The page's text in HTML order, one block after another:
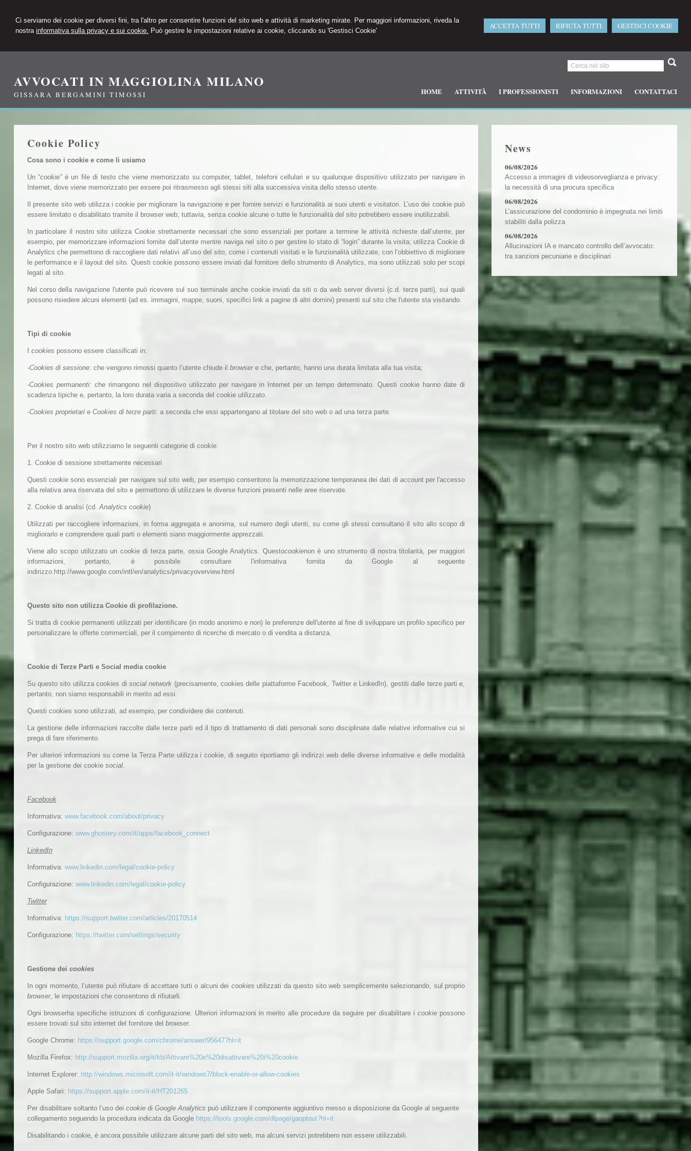
Ci serviamo dei cookie per diversi fini, tra l'altro per consentire funzioni del sito web e attività di marketing mirate. Per maggiori informazioni, riveda la
nostra informativa sulla privacy e sui cookie. Può gestire le impostazioni relative ai cookie, cliccando su 'Gestisci Cookie'
ACCETTA TUTTI RIFIUTA TUTTI GESTISCI COOKIE
AVVOCATI IN MAGGIOLINA MILANO
GISSARA BERGAMINI TIMOSSI HOME ATTIVITÀ I PROFESSIONISTI INFORMAZIONI CONTATTACI
Cookie Policy
Cosa sono i cookie e come li usiamo
Un “cookie” è un file di testo che viene memorizzato su computer, tablet, telefoni cellulari e su qualunque dispositivo utilizzato per navigare in
Internet, dove viene memorizzato per essere poi ritrasmesso agli stessi siti alla successiva visita dello stesso utente.
Il presente sito web utilizza i cookie per migliorare la navigazione e per fornire servizi e funzionalità ai suoi utenti e visitatori. L’uso dei cookie può
essere limitato o disabilitato tramite il browser web; tuttavia, senza cookie alcune o tutte le funzionalità del sito potrebbero essere inutilizzabili.
In particolare il nostro sito utilizza Cookie strettamente necessari che sono essenziali per portare a termine le attività richieste dall’utente, per
esempio, per memorizzare informazioni fornite dall’utente mentre naviga nel sito o per gestire lo stato di “login” durante la visita; utilizza Cookie di
Analytics che permettono di raccogliere dati relativi all’uso del sito, come i contenuti visitati e le funzionalità utilizzate, con l’obbiettivo di migliorare
le performance e il layout del sito. Questi cookie possono essere inviati dal fornitore dello strumento di Analytics, ma sono utilizzati solo per scopi
legati al sito.
Nel corso della navigazione l'utente può ricevere sul suo terminale anche cookie inviati da siti o da web server diversi (c.d. terze parti), sui quali
possono risiedere alcuni elementi (ad es. immagini, mappe, suoni, specifici link a pagine di altri domini) presenti sul sito che l'utente sta visitando.
Tipi di cookie
cookies possono essere classificati in:
-Cookies di sessione: che vengono rimossi quanto l’utente chiude il browsere che, pertanto, hanno una durata limitata alla tua visita;
-Cookies permanenti: che rimangono nel dispositivo utilizzato per navigare in Internet per un tempo determinato. Questi cookie hanno date di
scadenza tipiche e, pertanto, la loro durata varia a seconda del cookie utilizzato.
-Cookies proprietarie Cookies di terze parti: a seconda che essi appartengano al titolare del sito web o ad una terza parte.
Per il nostro sito web utilizziamo le seguenti categorie di cookie:
1. Cookie di sessione strettamente necessari
Questi cookie sono essenziali per navigare sul sito web, per esempio consentono la memorizzazione temporanea dei dati di account per l'accesso
alla relativa area riservata del sito e permettono di utilizzare le diverse funzioni presenti nelle aree riservate.
2. Cookie di analisi (cd.Analytics cookie)
Utilizzati per raccogliere informazioni, in forma aggregata e anonima, sul numero degli utenti, su come gli stessi consultano il sito allo scopo di
migliorarlo e comprendere quali parti o elementi siano maggiormente apprezzati.
Viene allo scopo utilizzato un cookie di terza parte, ossia Google Analytics. Questocookienon è uno strumento di nostra titolarità, per maggiori
informazioni, pertanto, è possibile consultare l'informativa fornita da Google al seguente
indirizzo:http://www.google.com/intl/en/analytics/privacyoverview.html
Questo sito non utilizza Cookie di profilazione.
Si tratta di cookie permanenti utilizzati per identificare (in modo anonimo e non) le preferenze dell'utente al fine di sviluppare un profilo specifico per
personalizzare le offerte commerciali, per il compimento di ricerche di mercato o di vendita a distanza.
Cookie di Terze Parti e Social media cookie
Su questo sito utilizza cookies di social network (precisamente, cookies delle piattaforme Facebook, Twitter e LinkedIn), gestiti dalle terze parti e,
pertanto, non siamo responsabili in merito ad essi.
Questi cookies sono utilizzati, ad esempio, per condividere dei contenuti.
La gestione delle informazioni raccolte dalle terze parti ed il tipo di trattamento di dati personali sono disciplinate dalle relative informative cui si
prega di fare riferimento.
Per ulteriori informazioni su come la Terza Parte utilizza i cookie, di seguito riportiamo gli indirizzi web delle diverse informative e delle modalità
per la gestione dei cookie social.
Facebook
Informativa: www.facebook.com/about/privacy
Configurazione: www.ghostery.com/it/apps/facebook_connect
LinkedIn
Informativa: www.linkedin.com/legal/cookie-policy
Configurazione: www.linkedin.com/legal/cookie-policy
Twitter
Informativa: https://support.twitter.com/articles/20170514
Configurazione: https://twitter.com/settings/security
Gestione dei cookies
In ogni momento, l’utente può rifiutare di accettare tutti o alcuni dei cookies utilizzati da questo sito web semplicemente selezionando, sul proprio
browser, le impostazioni che consentono di rifiutarli.
Ogni browserha specifiche istruzioni di configurazione. Ulteriori informazioni in merito alle procedure da seguire per disabilitare icookie possono
essere trovati sul sito internet del fornitore del browser.
Google Chrome: https://support.google.com/chrome/answer/95647?hl=it
Mozilla Firefox: http://support.mozilla.org/it/kb/Attivare%20e%20disattivare%20i%20cookie
Internet Explorer: http://windows.microsoft.com/it-it/windows7/block-enable-or-allow-cookies
Apple Safari: https://support.apple.com/it-it/HT201265
Per disabilitare soltanto l’uso dei cookie di Google Analytics può utilizzare il componente aggiuntivo messo a disposizione da Google al seguente
collegamento seguendo la procedura indicata da Google https://tools.google.com/dlpage/gaoptout?hl=it
Disabilitando i cookie, è ancora possibile utilizzare alcune parti del sito web, ma alcuni servizi potrebbero non essere utilizzabili.
News
06/08/2026
Accesso a immagini di videosorveglianza e privacy:
la necessità di una procura specifica
06/08/2026
L’assicurazione del condominio è impegnata nei limiti
stabiliti dalla polizza
06/08/2026
Allucinazioni IA e mancato controllo dell’avvocato:
tra sanzioni pecuniarie e disciplinari